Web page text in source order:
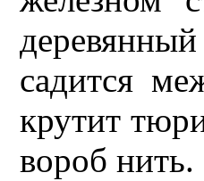
садится
крутит
вороб